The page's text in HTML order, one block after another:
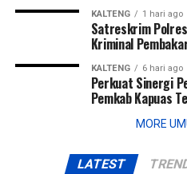
KALTENG 1 hari ago
Satreskrim
Kriminal
KALTENG 6 hari ago
Perkuat Sinergi
Pemkab Kapuas
MORE
LATEST